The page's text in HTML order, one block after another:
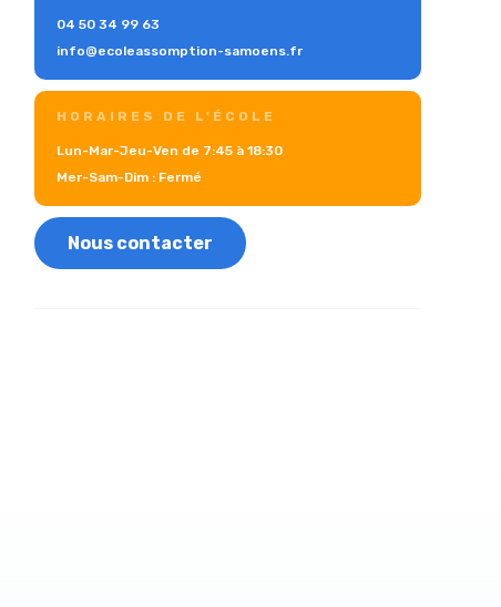
04 50 34 99 63
info@ecoleassomption-samoens.fr
HORAIRES DE L'ÉCOLE
Lun-Mar-Jeu-Ven de 7:45 à 18:30
Mer-Sam-Dim : Fermé
Nous contacter